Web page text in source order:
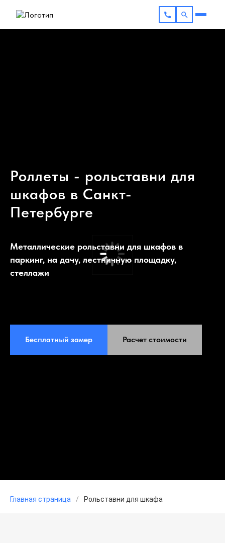
Роллеты - рольставни для
шкафов в Санкт-
Петербурге
Металлические рольставни для шкафов в
паркинг, на дачу, лестничную площадку,
стеллажи
Бесплатный замер Расчет стоимости
Главная страница / Рольставни для шкафа